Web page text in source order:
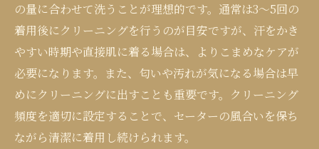
の量に合わせて洗うことが理想的です。通常は3～5回の
着用後にクリーニングを行うのが目安ですが、汗をかき
やすい時期や直接肌に着る場合は、よりこまめなケアが
必要になります。また、匂いや汚れが気になる場合は早
めにクリーニングに出すことも重要です。クリーニング
頻度を適切に設定することで、セーターの風合いを保ち
ながら清潔に着用し続けられます。